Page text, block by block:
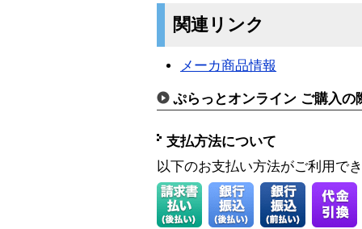
関連リンク
メーカ商品情報
ぷらっとオンライン ご購入の
支払方法について
以下のお支払い方法がご利用で